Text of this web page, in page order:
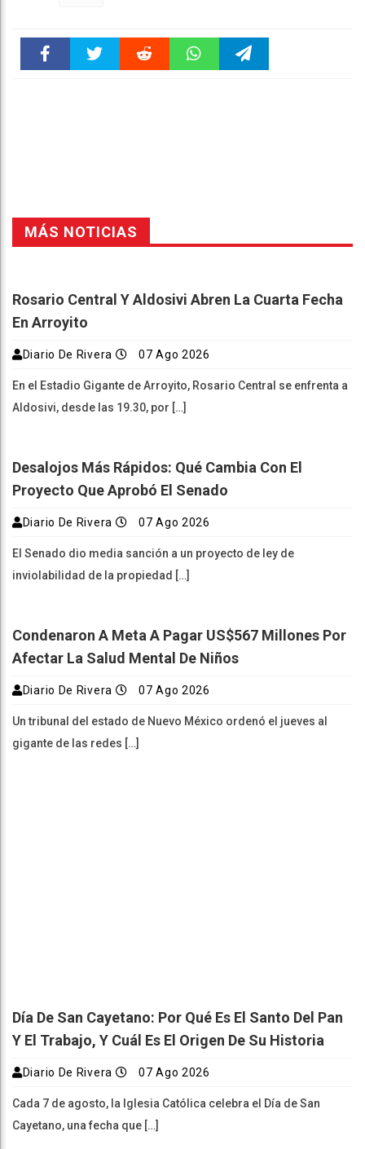
MÁS NOTICIAS
Rosario Central Y Aldosivi Abren La Cuarta Fecha
En Arroyito
Diario De Rivera 07 Ago 2026
En el Estadio Gigante de Arroyito, Rosario Central se enfrenta a
Aldosivi, desde las 19.30, por […]
Desalojos Más Rápidos: Qué Cambia Con El
Proyecto Que Aprobó El Senado
Diario De Rivera 07 Ago 2026
El Senado dio media sanción a un proyecto de ley de
inviolabilidad de la propiedad […]
Condenaron A Meta A Pagar US$567 Millones Por
Afectar La Salud Mental De Niños
Diario De Rivera 07 Ago 2026
Un tribunal del estado de Nuevo México ordenó el jueves al
gigante de las redes […]
Día De San Cayetano: Por Qué Es El Santo Del Pan
Y El Trabajo, Y Cuál Es El Origen De Su Historia
Diario De Rivera 07 Ago 2026
Cada 7 de agosto, la Iglesia Católica celebra el Día de San
Cayetano, una fecha que […]